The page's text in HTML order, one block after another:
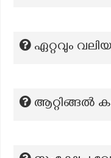
ഏറ്റവും
ആറ്റിങ്ങൽ